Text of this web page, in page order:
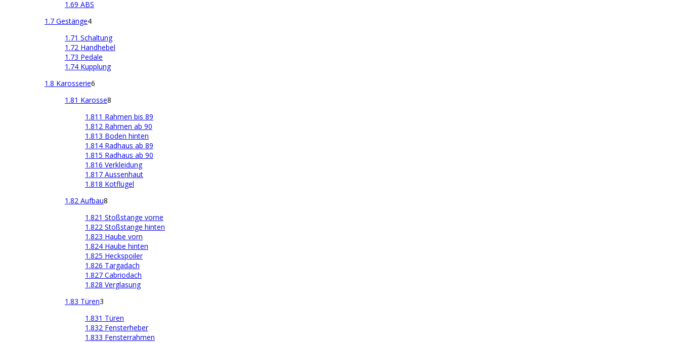
1.69 ABS
1.7 Gestänge4
1.71 Schaltung
1.72 Handhebel
1.73 Pedale
1.74 Kupplung
1.8 Karosserie6
1.81 Karosse8
1.811 Rahmen bis 89
1.812 Rahmen ab 90
1.813 Boden hinten
1.814 Radhaus ab 89
1.815 Radhaus ab 90
1.816 Verkleidung
1.817 Aussenhaut
1.818 Kotflügel
1.82 Aufbau8
1.821 Stoßstange vorne
1.822 Stoßstange hinten
1.823 Haube vorn
1.824 Haube hinten
1.825 Heckspoiler
1.826 Targadach
1.827 Cabriodach
1.828 Verglasung
1.83 Türen3
1.831 Türen
1.832 Fensterheber
1.833 Fensterrahmen